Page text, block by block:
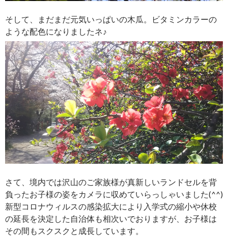
そして、まだまだ元気いっぱいの木瓜。ビタミンカラーの
ような配色になりましたネ♪
さて、境内では沢山のご家族様が真新しいランドセルを背
負ったお子様の姿をカメラに収めていらっしゃいました(^^)
新型コロナウィルスの感染拡大により入学式の縮小や休校
の延長を決定した自治体も相次いでおりますが、お子様は
その間もスクスクと成長しています。